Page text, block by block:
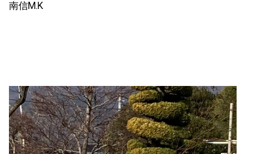
南信M.K